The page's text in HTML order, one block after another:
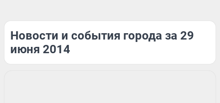
Новости и события города за 29
июня 2014